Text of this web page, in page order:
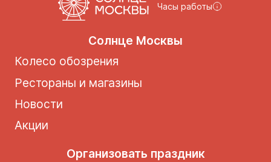
Часы работы
Солнце Москвы
Колесо обозрения
Рестораны и магазины
Новости
Акции
Организовать праздник